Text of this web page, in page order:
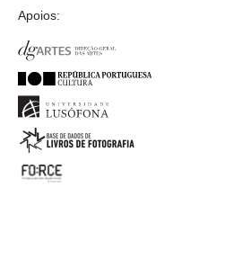
Apoios: